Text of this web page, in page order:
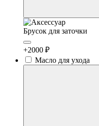
Брусок для заточки
+2000 ₽
Масло для ухода